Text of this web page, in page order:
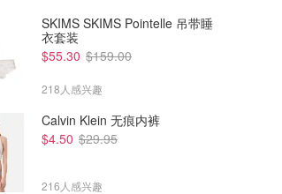
SKIMS SKIMS Pointelle 吊带睡
衣套装
$55.30 $159.00
218人感兴趣
Calvin Klein 无痕内裤
$4.50 $29.95
216人感兴趣